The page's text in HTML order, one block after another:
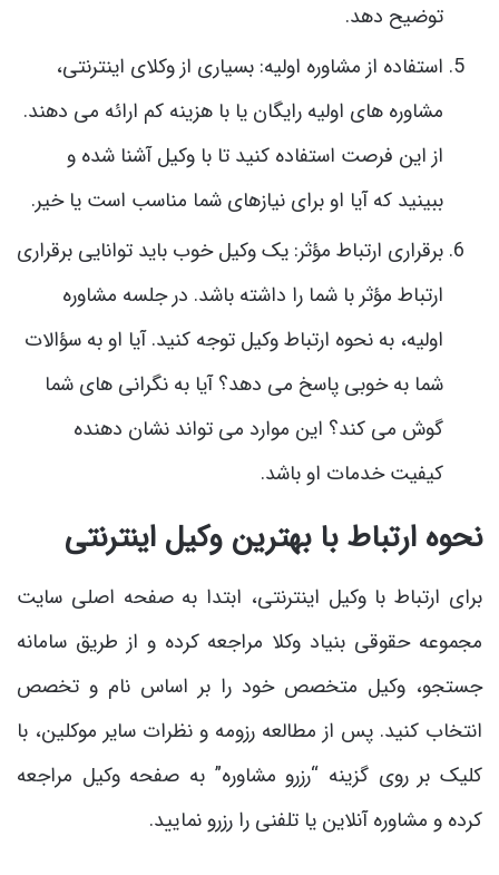
توضیح دهد.
استفاده از مشاوره اولیه: بسیاری از وکلای اینترنتی،
مشاوره های اولیه رایگان یا با هزینه کم ارائه می دهند.
از این فرصت استفاده کنید تا با وکیل آشنا شده و
ببینید که آیا او برای نیازهای شما مناسب است یا خیر.
برقراری ارتباط مؤثر: یک وکیل خوب باید توانایی برقراری
ارتباط مؤثر با شما را داشته باشد. در جلسه مشاوره
اولیه، به نحوه ارتباط وکیل توجه کنید. آیا او به سؤالات
شما به خوبی پاسخ می دهد؟ آیا به نگرانی های شما
گوش می کند؟ این موارد می تواند نشان دهنده
کیفیت خدمات او باشد.
نحوه ارتباط با بهترین وکیل اینترنتی
برای ارتباط با وکیل اینترنتی، ابتدا به صفحه اصلی سایت
مجموعه حقوقی بنیاد وکلا مراجعه کرده و از طریق سامانه
جستجو، وکیل متخصص خود را بر اساس نام و تخصص
انتخاب کنید. پس از مطالعه رزومه و نظرات سایر موکلین، با
کلیک بر روی گزینه “رزرو مشاوره” به صفحه وکیل مراجعه
کرده و مشاوره آنلاین یا تلفنی را رزرو نمایید.